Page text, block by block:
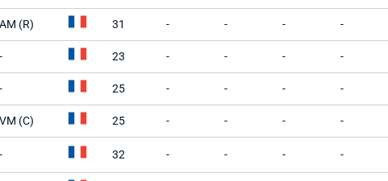
AM (R) 31 - - - -
- 23 - - - -
- 25 - - - -
VM (C) 25 - - - -
- 32 - - - -